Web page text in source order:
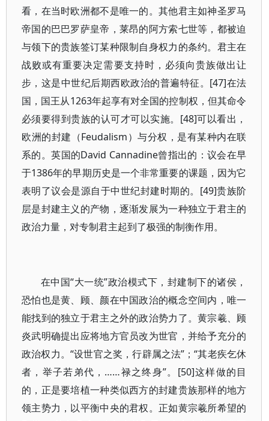
看，在当时欧洲都不是唯一的。其他君主如神圣罗马
帝国的巴巴罗萨皇帝，莱昂的阿方索七世等，都被迫
与领下的贵族签订某种限制自身权力的条约。君主在
战败或有重要决定需要支持时，必须向贵族做出让
步，这是中世纪后期西欧政治的普遍特征。[47]在法
国，国王从1263年起享有对全国的控制权，但其命令
必须要得到贵族的认可才可以实施。[48]可以看出，
欧洲的封建（Feudalism）与分权，是有某种内在联
系的。英国的David Cannadine曾指出的：议会在早
于1386年的早期历史是一个非常重要的课题，因为它
表明了议会是源自于中世纪封建时期的。[49]贵族阶
层是封建主义的产物，逐渐发展为一种独立于君主的
政治力量，对专制君主起到了极强的制衡作用。
在中国“大一统”政治模式下，封建制下的诸侯，
恐怕也是黄、顾、颜在中国政治的概念空间内，唯一
能找到的独立于君主之外的政治势力了。黄宗羲、顾
炎武明确提出应将地方官员改为世官，并给予充分的
政治权力。“设世官之奖，行辟属之法”；“其老疾乞休
者，举子若弟代，……禄之终身”。[50]这样做的目
的，正是要培植一种类似西方的封建贵族那样的地方
领主势力，以平衡中央的君权。正如黄宗羲所希望的